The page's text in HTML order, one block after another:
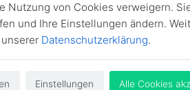
Nutzung von Cookies verweigern.
und Ihre Einstellungen ändern.
Datenschutzerklärung.
Einstellungen Alle Cookies